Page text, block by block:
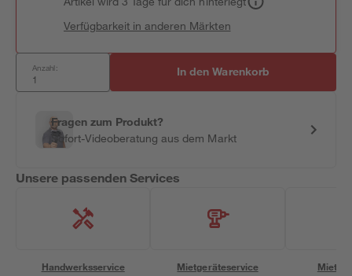
Verfügbarkeit in anderen Märkten
Anzahl: In den Warenkorb
Fragen zum Produkt?
Sofort-Videoberatung aus dem Markt
Unsere passenden Services
Handwerksservice Mietgeräteservice